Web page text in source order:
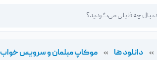
» دانلود ها » موکاپ مبلمان و سرویس خواب